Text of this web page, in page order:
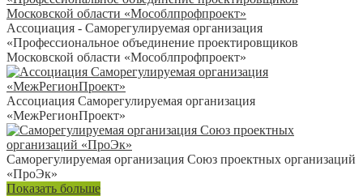
Ассоциация - Саморегулируемая организация
«Профессиональное объединение проектировщиков
Московской области «Мособлпрофпроект»
Ассоциация Саморегулируемая организация
«МежРегионПроект»
Саморегулируемая организация Союз проектных организаций
«ПроЭк»
Показать больше